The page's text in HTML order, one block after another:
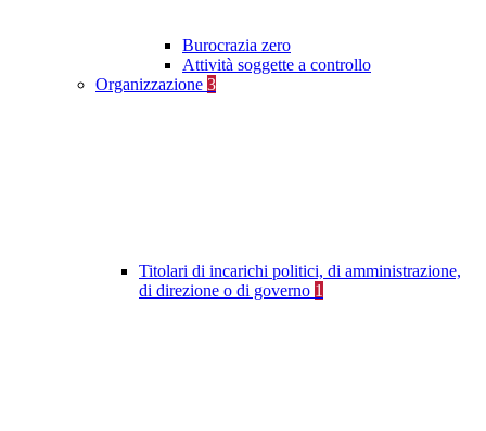
Burocrazia zero
Attività soggette a controllo
Organizzazione 3
Titolari di incarichi politici, di amministrazione,
di direzione o di governo 1